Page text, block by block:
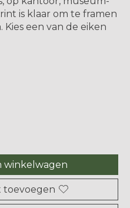
is klaar om te framen
Kies een van de eiken
is
winkelwagen
toevoegen